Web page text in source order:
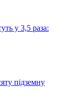
у 3,5 раза:
підземну